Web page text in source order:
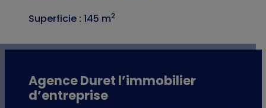
Superficie : 145 m2
Agence Duret l’immobilier
d’entreprise